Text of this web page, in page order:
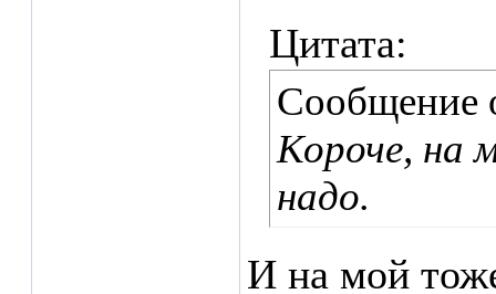
Цитата:
Сообщение
Короче, на
надо.
И на мой